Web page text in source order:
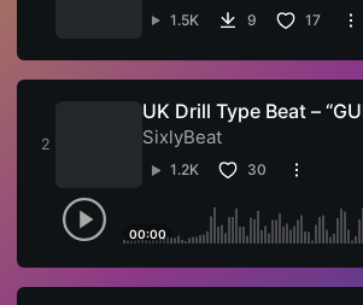
1.5K 9 17
UK Drill Type Beat –
SixlyBeat
1.2K 30
00:00